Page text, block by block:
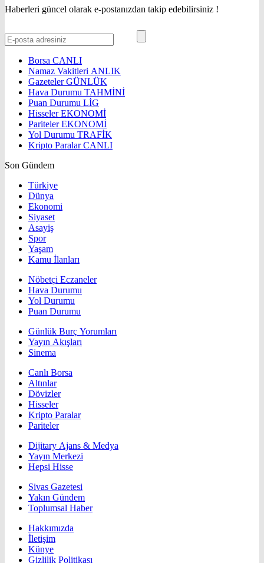
Haberleri güncel olarak e-postanızdan takip edebilirsiniz !
Borsa CANLI
Namaz Vakitleri ANLIK
GazetelerGÜNLÜK
Hava Durumu TAHMİNİ
Puan Durumu LİG
HisselerEKONOMİ
ParitelerEKONOMİ
Yol Durumu TRAFİK
Kripto ParalarCANLI
Son Gündem
Türkiye
Dünya
Ekonomi
Siyaset
Asayiş
Spor
Yaşam
Kamu İlanları
Nöbetçi Eczaneler
Hava Durumu
Yol Durumu
Puan Durumu
Günlük Burç Yorumları
Yayın Akışları
Sinema
Canlı Borsa
Altınlar
Dövizler
Hisseler
Kripto Paralar
Pariteler
Dijitary Ajans & Medya
Yayın Merkezi
Hepsi Hisse
Sivas Gazetesi
Yakın Gündem
Toplumsal Haber
Hakkımızda
İletişim
Künye
Gizlilik Politikası